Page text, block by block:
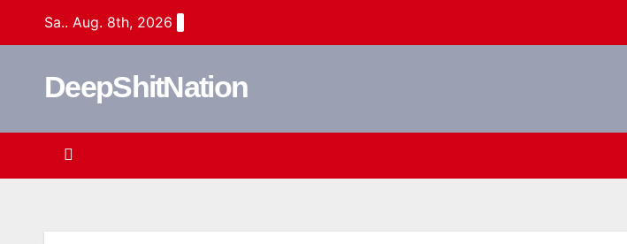
Sa.. Aug. 8th, 2026
DeepShitNation